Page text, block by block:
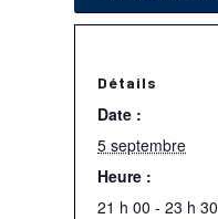
Détails
Date :
5 septembre
Heure :
21 h 00 - 23 h 30